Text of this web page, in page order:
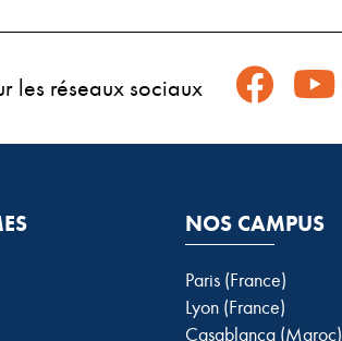
les réseaux sociaux
NOS CAMPUS
Paris (France)
Lyon (France)
Casablanca (Maroc)